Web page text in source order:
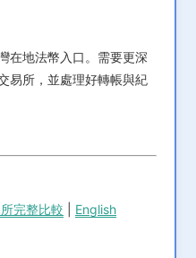
在地法幣入口。需要更深
易所，並處理好轉帳與紀
完整比較 English